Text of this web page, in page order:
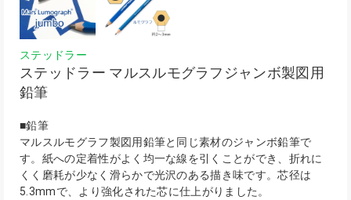
ステッドラー
ステッドラー マルスルモグラフジャンボ製図用
鉛筆
■鉛筆
マルスルモグラフ製図用鉛筆と同じ素材のジャンボ鉛筆で
す。紙への定着性がよく均一な線を引くことができ、折れに
くく磨耗が少なく滑らかで光沢のある描き味です。芯径は
5.3mmで、より強化された芯に仕上がりました。